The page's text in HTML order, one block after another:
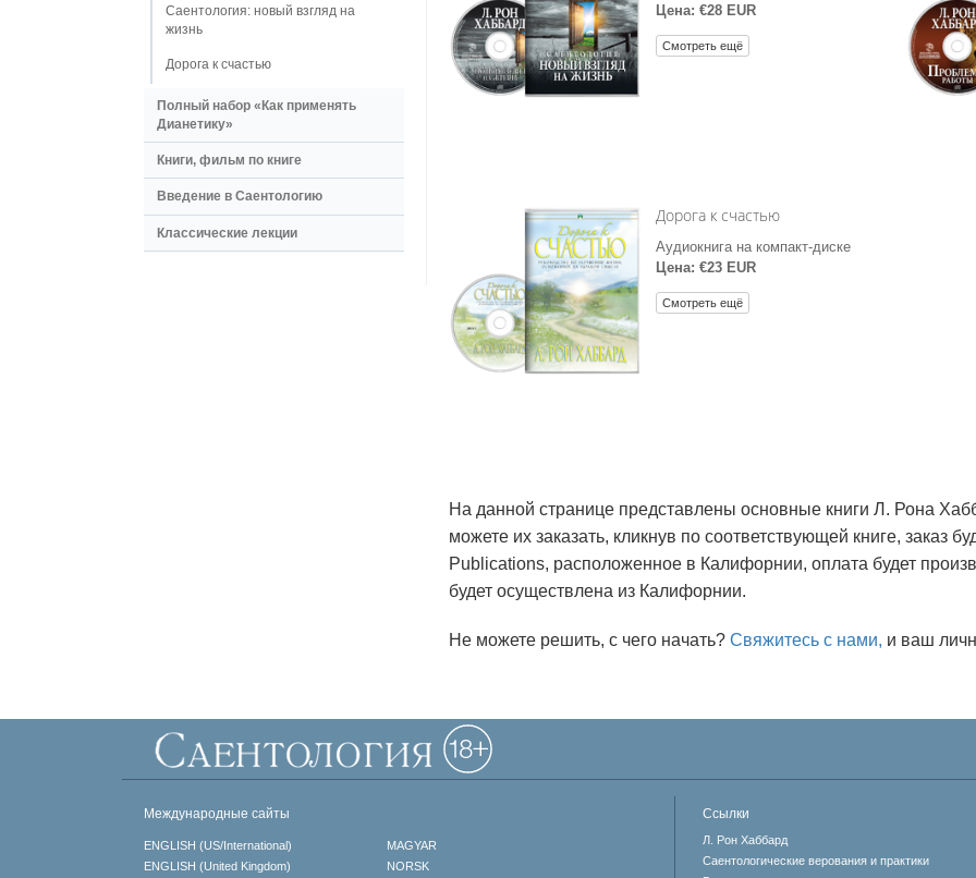
Цена: €28 EUR
Смотреть ещё
Дорога к счастью
Аудиокнига на компакт-диске
Цена: €23 EUR
Смотреть ещё
На данной странице представлены основные книги Л. Рона
можете их заказать, кликнув по соответствующей книге, заказ
Publications, расположенное в Калифорнии, оплата будет
будет осуществлена из Калифорнии.
Не можете решить, с чего начать? Свяжитесь с нами, и ваш
Саентология: новый взгляд на
жизнь
Дорога к счастью
Полный набор «Как применять
Дианетику»
Книги, фильм по книге
Введение в Саентологию
Классические лекции
Международные сайты
ENGLISH (US/International)
ENGLISH (United Kingdom)
MAGYAR
NORSK
Ссылки
Л. Рон Хаббард
Саентологические верования и практики